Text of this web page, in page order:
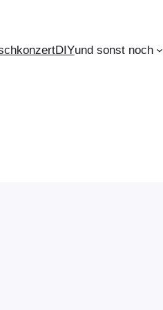
DIYund sonst noch